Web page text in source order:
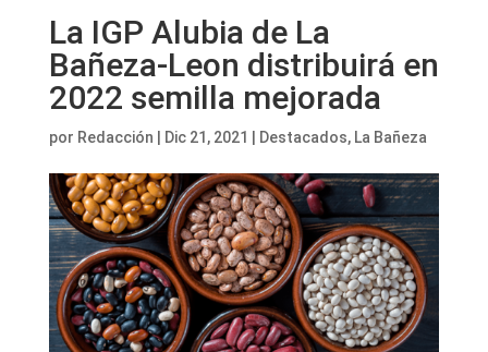
La IGP Alubia de La
Bañeza-Leon distribuirá en
2022 semilla mejorada
por Redacción Dic 21, 2021 Destacados, La Bañeza